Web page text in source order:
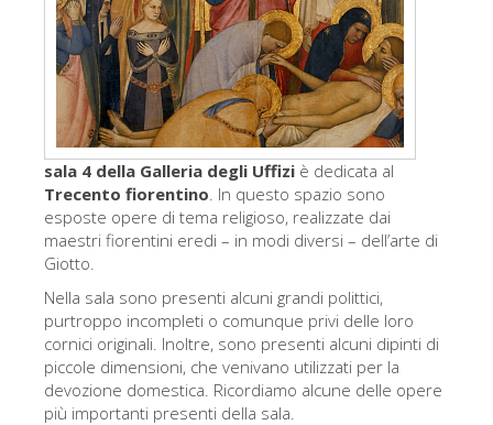
Le nuove sale
Musei di Firenze
Museo nazionale del Bargello
Galleria dell'Accademia
Galleria Palatina
Museo delle Cappelle Medicee
Museo Archeologico
Opificio delle pietre dure
Museo Galileo
sala 4 della Galleria degli Uffizi è dedicata al
Trecento fiorentino. In questo spazio sono
esposte opere di tema religioso, realizzate dai
maestri fiorentini eredi – in modi diversi – dell’arte di
Giotto.
Nella sala sono presenti alcuni grandi polittici,
purtroppo incompleti o comunque privi delle loro
cornici originali. Inoltre, sono presenti alcuni dipinti di
piccole dimensioni, che venivano utilizzati per la
devozione domestica. Ricordiamo alcune delle opere
più importanti presenti della sala.